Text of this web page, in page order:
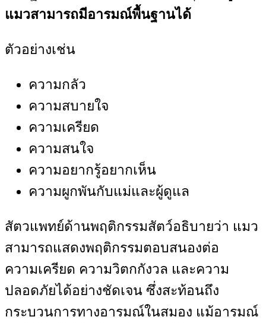
แมวสามารถมีอารมณ์พื้นฐานได้
ตัวอย่างเช่น
ความกลัว
ความสบายใจ
ความเครียด
ความสนใจ
ความอยากรู้อยากเห็น
ความผูกพันกับแม่และผู้ดูแล
สัตวแพทย์ด้านพฤติกรรมสัตว์อธิบายว่า แมว
สามารถแสดงพฤติกรรมตอบสนองต่อ
ความเครียด ความวิตกกังวล และความ
ปลอดภัยได้อย่างชัดเจน ซึ่งสะท้อนถึง
กระบวนการทางอารมณ์ในสมอง แม้อารมณ์